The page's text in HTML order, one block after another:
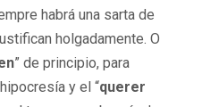
habrá una sarta de
holgadamente. O
” de principio, para
y el “querer